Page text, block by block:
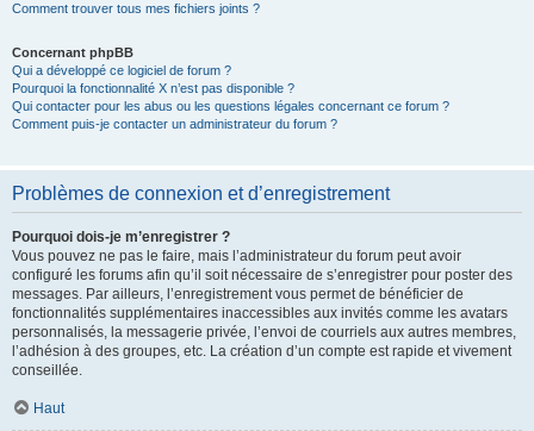
Comment trouver tous mes fichiers joints ?
Concernant phpBB
Qui a développé ce logiciel de forum ?
Pourquoi la fonctionnalité X n’est pas disponible ?
Qui contacter pour les abus ou les questions légales concernant ce forum ?
Comment puis-je contacter un administrateur du forum ?
Problèmes de connexion et d’enregistrement
Pourquoi dois-je m’enregistrer ?
Vous pouvez ne pas le faire, mais l’administrateur du forum peut avoir
configuré les forums afin qu’il soit nécessaire de s’enregistrer pour poster des
messages. Par ailleurs, l’enregistrement vous permet de bénéficier de
fonctionnalités supplémentaires inaccessibles aux invités comme les avatars
personnalisés, la messagerie privée, l’envoi de courriels aux autres membres,
l’adhésion à des groupes, etc. La création d’un compte est rapide et vivement
conseillée.
Haut